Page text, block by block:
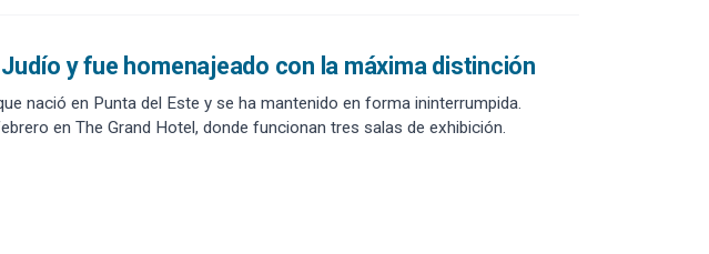
y fue homenajeado con la máxima distinción
nació en Punta del Este y se ha mantenido en forma ininterrumpida.
en The Grand Hotel, donde funcionan tres salas de exhibición.